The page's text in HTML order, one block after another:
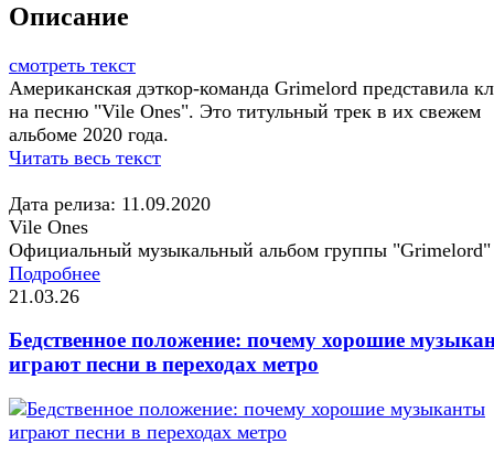
Описание
смотреть текст
Американская дэткор-команда Grimelord представила
на песню "Vile Ones". Это титульный трек в их свежем
альбоме 2020 года.
Читать весь текст
Дата релиза: 11.09.2020
Vile Ones
Официальный музыкальный альбом группы "Grimelord"
Подробнее
21.03.26
Бедственное положение: почему хорошие
играют песни в переходах метро